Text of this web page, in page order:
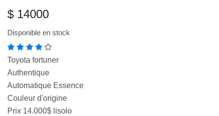
$ 14000
Disponible en stock
Toyota fortuner
Authentique
Automatique Essence
Couleur d'origine
Prix 14.000$ lisolo